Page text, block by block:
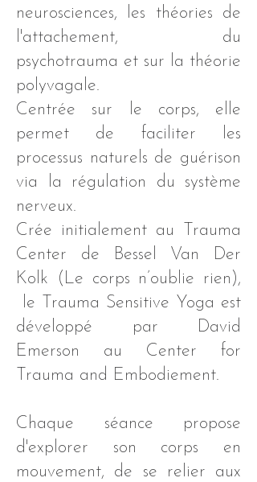
neurosciences, les théories de
l'attachement, du
psychotrauma et sur la théorie
polyvagale.
Centrée sur le corps, elle
permet de faciliter les
processus naturels de guérison
via la régulation du système
nerveux.
Crée initialement au Trauma
Center de Bessel Van Der
Kolk (Le corps n’oublie rien),
le Trauma Sensitive Yoga est
développé par David
Emerson au Center for
Trauma and Embodiement.
Chaque séance propose
d'explorer son corps en
mouvement, de se relier aux